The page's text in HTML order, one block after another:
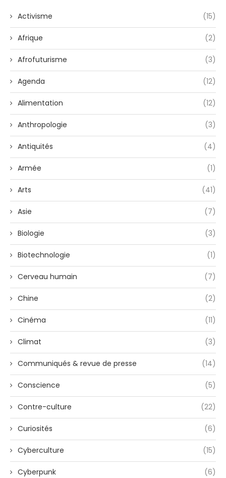
Activisme (15)
Afrique (2)
Afrofuturisme (3)
Agenda (12)
Alimentation (12)
Anthropologie (3)
Antiquités (4)
Armée (1)
Arts (41)
Asie (7)
Biologie (3)
Biotechnologie (1)
Cerveau humain (7)
Chine (2)
Cinéma (11)
Climat (3)
Communiqués & revue de presse (14)
Conscience (5)
Contre-culture (22)
Curiosités (6)
Cyberculture (15)
Cyberpunk (6)